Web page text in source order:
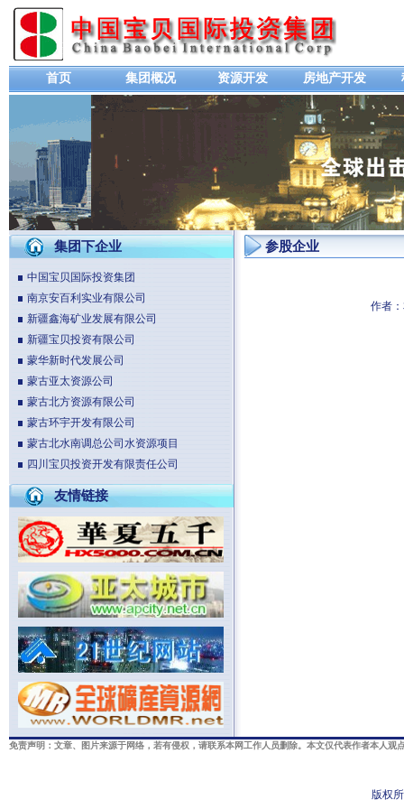
首页 集团概况 资源开发 房地产开发
集团下企业
中国宝贝国际投资集团
南京安百利实业有限公司
新疆鑫海矿业发展有限公司
新疆宝贝投资有限公司
蒙华新时代发展公司
蒙古亚太资源公司
蒙古北方资源有限公司
蒙古环宇开发有限公司
蒙古北水南调总公司水资源项目
四川宝贝投资开发有限责任公司
友情链接
参股企业
作者
免责声明：文章、图片来源于网络，若有侵权，请联系本网工作人员删除。本文仅代表作者本人
版权